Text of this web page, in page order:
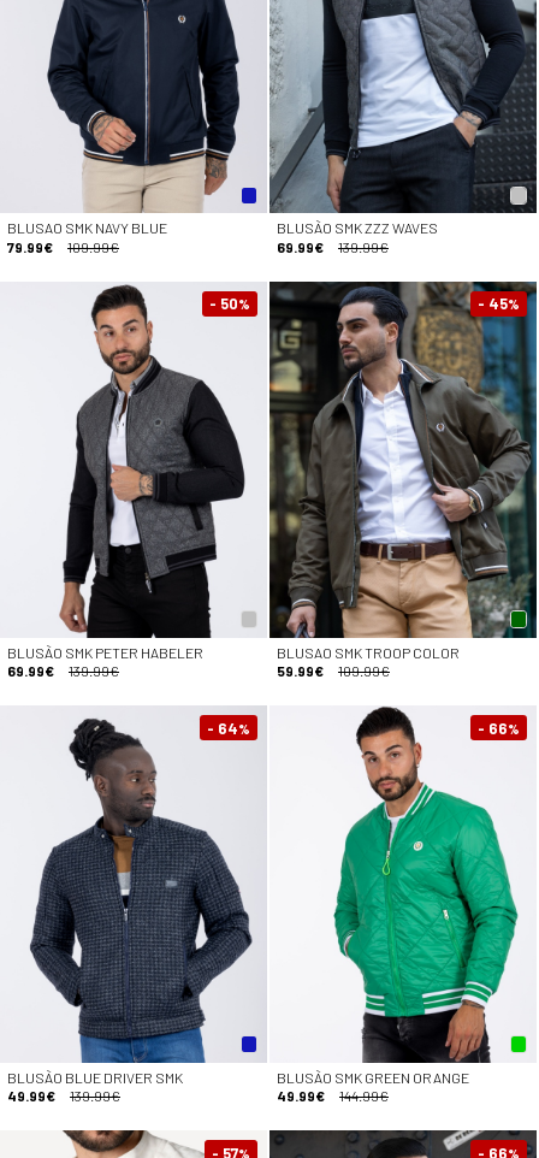
BLUSAO SMK NAVY BLUE
79.99€
109.99€
BLUSÃO SMK ZZZ WAVES
69.99€
139.99€
- 50%
BLUSÃO SMK PETER HABELER
69.99€
139.99€
- 45%
BLUSAO SMK TROOP COLOR
59.99€
109.99€
- 64%
BLUSÃO BLUE DRIVER SMK
49.99€
139.99€
- 66%
BLUSÃO SMK GREEN ORANGE
49.99€
144.99€
- 57% - 66%